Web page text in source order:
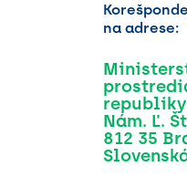
na adrese:
republiky
Nám. Ľ.
812 35